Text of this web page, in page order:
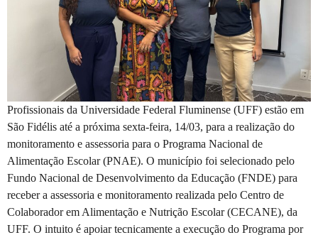
Profissionais da Universidade Federal Fluminense (UFF) estão em
São Fidélis até a próxima sexta-feira, 14/03, para a realização do
monitoramento e assessoria para o Programa Nacional de
Alimentação Escolar (PNAE). O município foi selecionado pelo
Fundo Nacional de Desenvolvimento da Educação (FNDE) para
receber a assessoria e monitoramento realizada pelo Centro de
Colaborador em Alimentação e Nutrição Escolar (CECANE), da
UFF. O intuito é apoiar tecnicamente a execução do Programa por